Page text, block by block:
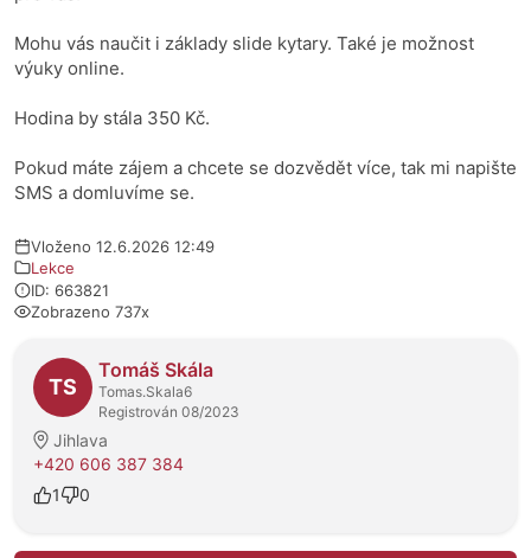
Vloženo 12.6.2026 12:49
Lekce
ID: 663821
Zobrazeno 737x
O prodejci
TS
Tomáš Skála
Tomas.Skala6
Registrován 08/2023
Jihlava
+420 606 387 384
1
0
Mohu vás naučit i základy slide kytary. Také je možnost
výuky online.
Hodina by stála 350 Kč.
Pokud máte zájem a chcete se dozvědět více, tak mi napište
SMS a domluvíme se.